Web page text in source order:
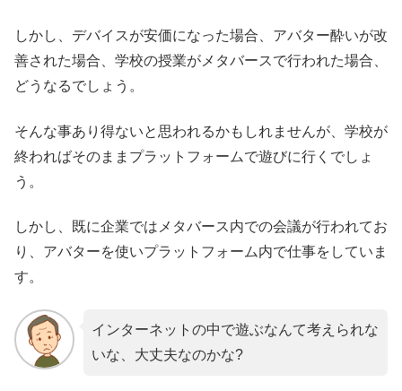
しかし、デバイスが安価になった場合、アバター酔いが改
善された場合、学校の授業がメタバースで行われた場合、
どうなるでしょう。
そんな事あり得ないと思われるかもしれませんが、学校が
終わればそのままプラットフォームで遊びに行くでしょ
う。
しかし、既に企業ではメタバース内での会議が行われてお
り、アバターを使いプラットフォーム内で仕事をしていま
す。
インターネットの中で遊ぶなんて考えられな
いな、大丈夫なのかな?